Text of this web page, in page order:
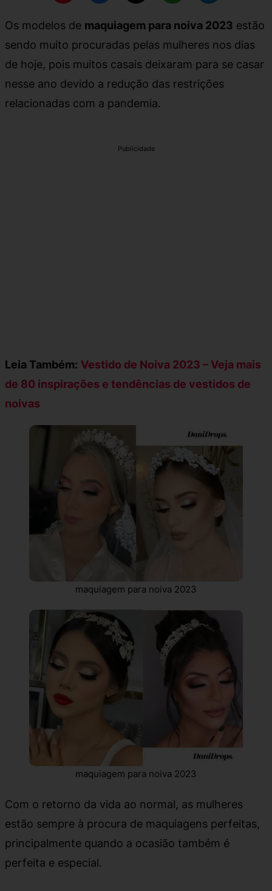
Os modelos de maquiagem para noiva 2023 estão
sendo muito procuradas pelas mulheres nos dias
de hoje, pois muitos casais deixaram para se casar
nesse ano devido a redução das restrições
relacionadas com a pandemia.
Publicidade
Leia Também: Vestido de Noiva 2023 – Veja mais
de 80 inspirações e tendências de vestidos de
noivas
maquiagem para noiva 2023
maquiagem para noiva 2023
Com o retorno da vida ao normal, as mulheres
estão sempre à procura de maquiagens perfeitas,
principalmente quando a ocasião também é
perfeita e especial.